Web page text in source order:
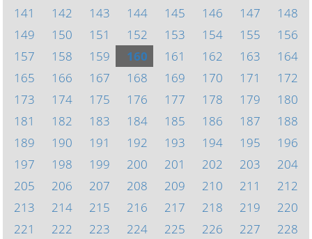
141
142 143 144 145 146 147
148
149
150 151 152 153 154 155
156
157
158 159 160 161 162 163
164
165
166 167 168 169 170 171
172
173
174 175 176 177 178 179
180
181
182 183 184 185 186 187
188
189
190 191 192 193 194 195
196
197
198 199 200 201 202 203
204
205
206 207 208 209 210 211
212
213
214 215 216 217 218 219
220
221
222 223 224 225 226 227
228